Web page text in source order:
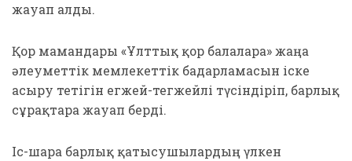
жауап алды.
Қор мамандары «Ұлттық қор балаларға» жаңа
әлеуметтік мемлекеттік бағдарламасын іске
асыру тетігін егжей-тегжейлі түсіндіріп, барлық
сұрақтарға жауап берді.
Іс-шара барлық қатысушылардың үлкен